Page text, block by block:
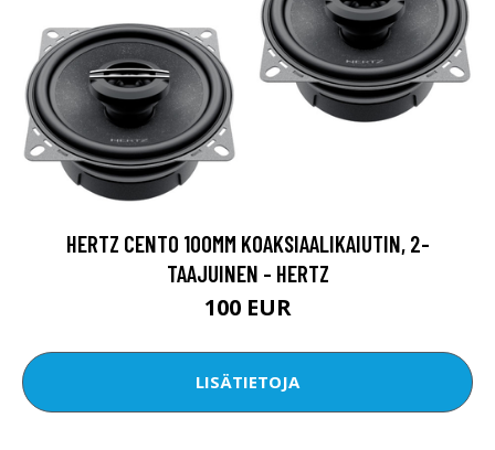
HERTZ CENTO 100MM KOAKSIAALIKAIUTIN, 2-
TAAJUINEN - HERTZ
100 EUR
LISÄTIETOJA